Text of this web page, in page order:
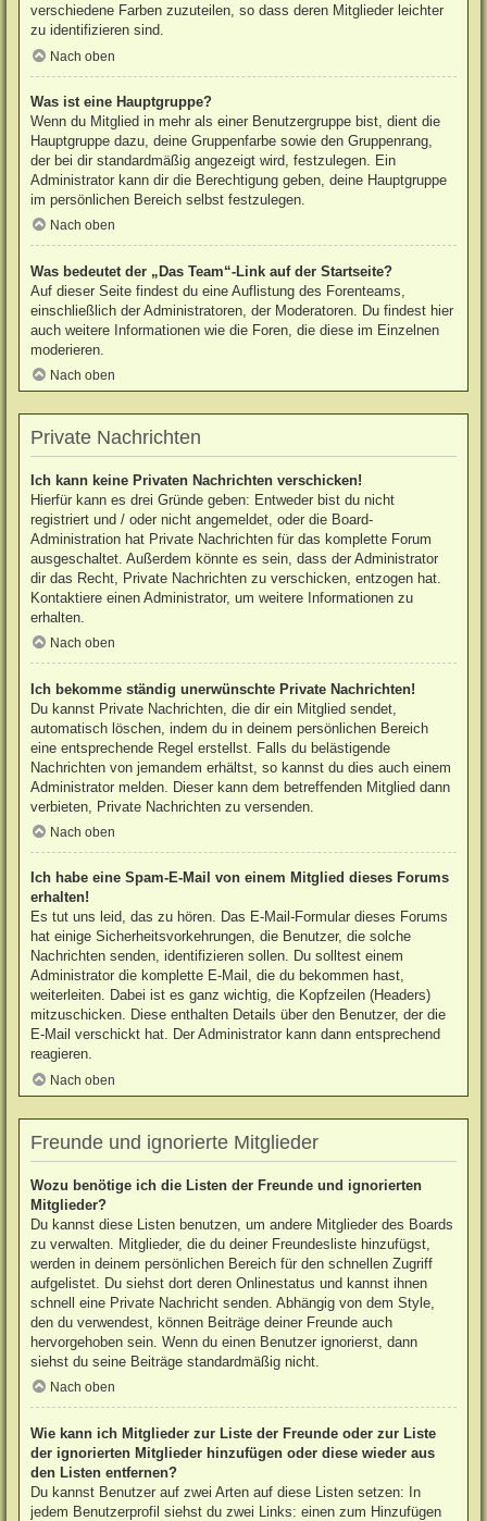
verschiedene Farben zuzuteilen, so dass deren Mitglieder leichter
zu identifizieren sind.
Nach oben
Was ist eine Hauptgruppe?
Wenn du Mitglied in mehr als einer Benutzergruppe bist, dient die
Hauptgruppe dazu, deine Gruppenfarbe sowie den Gruppenrang,
der bei dir standardmäßig angezeigt wird, festzulegen. Ein
Administrator kann dir die Berechtigung geben, deine Hauptgruppe
im persönlichen Bereich selbst festzulegen.
Nach oben
Was bedeutet der „Das Team“-Link auf der Startseite?
Auf dieser Seite findest du eine Auflistung des Forenteams,
einschließlich der Administratoren, der Moderatoren. Du findest hier
auch weitere Informationen wie die Foren, die diese im Einzelnen
moderieren.
Nach oben
Private Nachrichten
Ich kann keine Privaten Nachrichten verschicken!
Hierfür kann es drei Gründe geben: Entweder bist du nicht
registriert und / oder nicht angemeldet, oder die Board-
Administration hat Private Nachrichten für das komplette Forum
ausgeschaltet. Außerdem könnte es sein, dass der Administrator
dir das Recht, Private Nachrichten zu verschicken, entzogen hat.
Kontaktiere einen Administrator, um weitere Informationen zu
erhalten.
Nach oben
Ich bekomme ständig unerwünschte Private Nachrichten!
Du kannst Private Nachrichten, die dir ein Mitglied sendet,
automatisch löschen, indem du in deinem persönlichen Bereich
eine entsprechende Regel erstellst. Falls du belästigende
Nachrichten von jemandem erhältst, so kannst du dies auch einem
Administrator melden. Dieser kann dem betreffenden Mitglied dann
verbieten, Private Nachrichten zu versenden.
Nach oben
Ich habe eine Spam-E-Mail von einem Mitglied dieses Forums
erhalten!
Es tut uns leid, das zu hören. Das E-Mail-Formular dieses Forums
hat einige Sicherheitsvorkehrungen, die Benutzer, die solche
Nachrichten senden, identifizieren sollen. Du solltest einem
Administrator die komplette E-Mail, die du bekommen hast,
weiterleiten. Dabei ist es ganz wichtig, die Kopfzeilen (Headers)
mitzuschicken. Diese enthalten Details über den Benutzer, der die
E-Mail verschickt hat. Der Administrator kann dann entsprechend
reagieren.
Nach oben
Freunde und ignorierte Mitglieder
Wozu benötige ich die Listen der Freunde und ignorierten
Mitglieder?
Du kannst diese Listen benutzen, um andere Mitglieder des Boards
zu verwalten. Mitglieder, die du deiner Freundesliste hinzufügst,
werden in deinem persönlichen Bereich für den schnellen Zugriff
aufgelistet. Du siehst dort deren Onlinestatus und kannst ihnen
schnell eine Private Nachricht senden. Abhängig von dem Style,
den du verwendest, können Beiträge deiner Freunde auch
hervorgehoben sein. Wenn du einen Benutzer ignorierst, dann
siehst du seine Beiträge standardmäßig nicht.
Nach oben
Wie kann ich Mitglieder zur Liste der Freunde oder zur Liste
der ignorierten Mitglieder hinzufügen oder diese wieder aus
den Listen entfernen?
Du kannst Benutzer auf zwei Arten auf diese Listen setzen: In
jedem Benutzerprofil siehst du zwei Links: einen zum Hinzufügen